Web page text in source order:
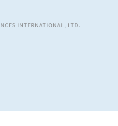
INTERNATIONAL, LTD.